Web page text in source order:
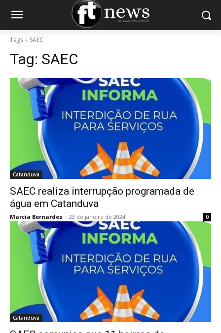
Tags SAEC
Tag: SAEC
Catanduva
SAEC realiza interrupção programada de
água em Catanduva
Marcia Bernardes - 23 de janeiro de 2024 0
Catanduva